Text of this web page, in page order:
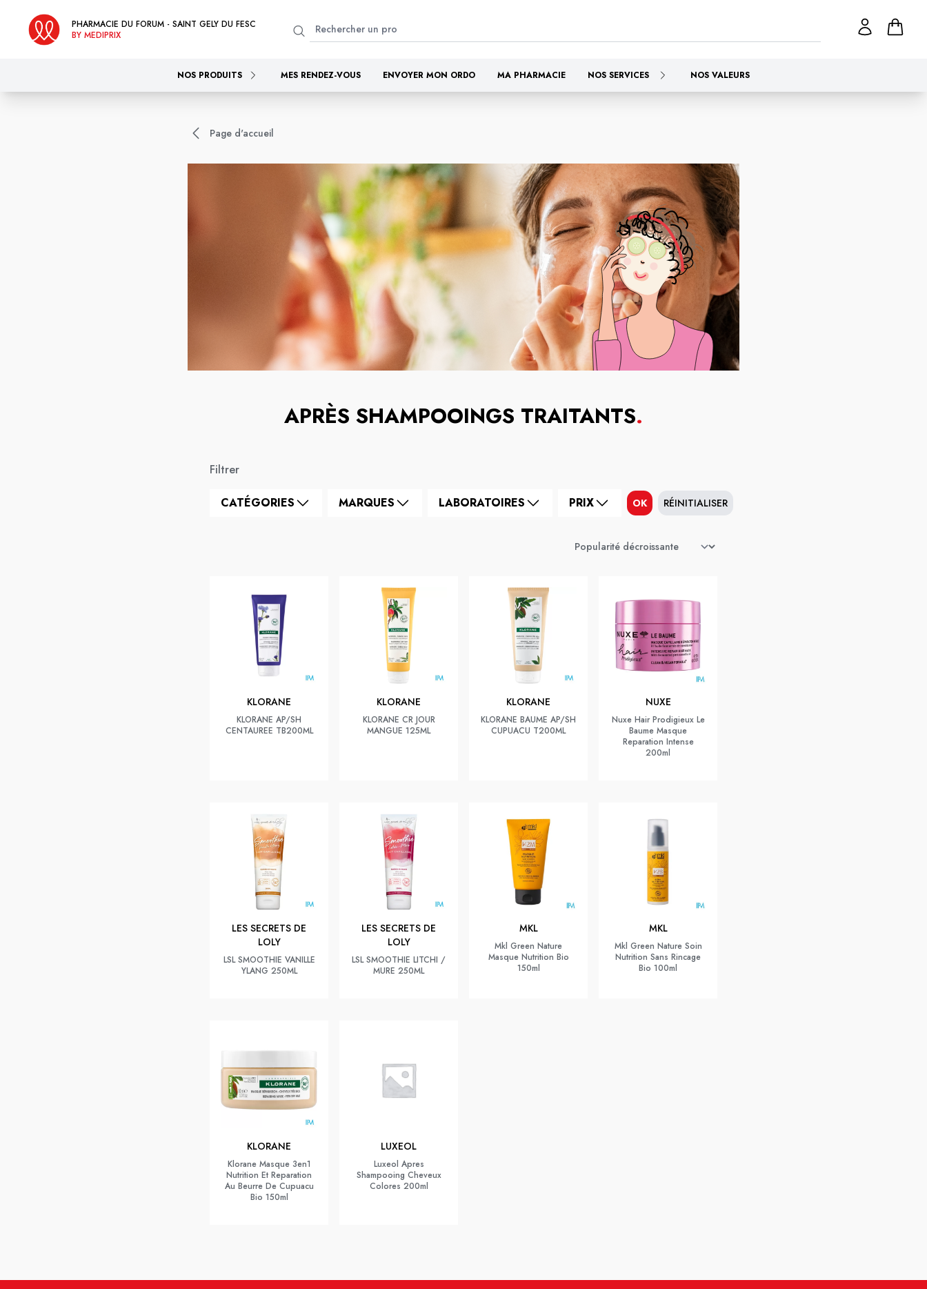
PHARMACIE DU FORUM - SAINT GELY DU FESC
BY MEDIPRIX
NOS PRODUITS MES RENDEZ-VOUS ENVOYER MON ORDO MA PHARMACIE NOS SERVICES NOS VALEURS
Page d'accueil
APRÈS SHAMPOOINGS TRAITANTS.
Filtrer
CATÉGORIES MARQUES LABORATOIRES PRIX OK RÉINITIALISER
KLORANE
KLORANE AP/SH
CENTAUREE TB200ML
KLORANE
KLORANE CR JOUR
MANGUE 125ML
KLORANE
KLORANE BAUME AP/SH
CUPUACU T200ML
NUXE
Nuxe Hair Prodigieux Le
Baume Masque
Reparation Intense
200ml
LES SECRETS DE
LOLY
LSL SMOOTHIE VANILLE
YLANG 250ML
LES SECRETS DE
LOLY
LSL SMOOTHIE LITCHI /
MURE 250ML
MKL
Mkl Green Nature
Masque Nutrition Bio
150ml
MKL
Mkl Green Nature Soin
Nutrition Sans Rincage
Bio 100ml
KLORANE
Klorane Masque 3en1
Nutrition Et Reparation
Au Beurre De Cupuacu
Bio 150ml
LUXEOL
Luxeol Apres
Shampooing Cheveux
Colores 200ml